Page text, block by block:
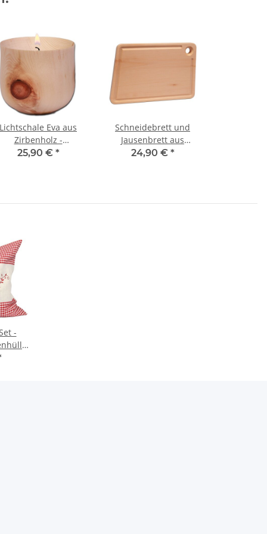
Lichtschale Eva aus
Zirbenholz -
Teelichthalter
25,90 € *
Schneidebrett und
Jausenbrett aus
massivem Zirbenholz -
24,90 € *
-
inkl.